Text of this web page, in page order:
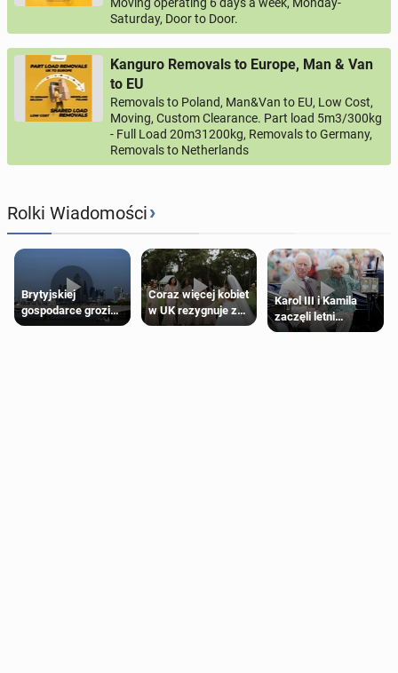
Saturday, Door to Door.
Kanguro Removals to Europe, Man & Van
to EU
Removals to Poland, Man&Van to EU, Low Cost,
Moving, Custom Clearance. Part load 5m3/300kg
- Full Load 20m31200kg, Removals to Germany,
Removals to Netherlands
Rolki Wiadomości›
Brytyjskiej
gospodarce grozi
recesja, jeśli
Coraz więcej kobiet
w UK rezygnuje z
roli druhny na
Karol III i Kamila
zaczęli letni
odpoczynek po